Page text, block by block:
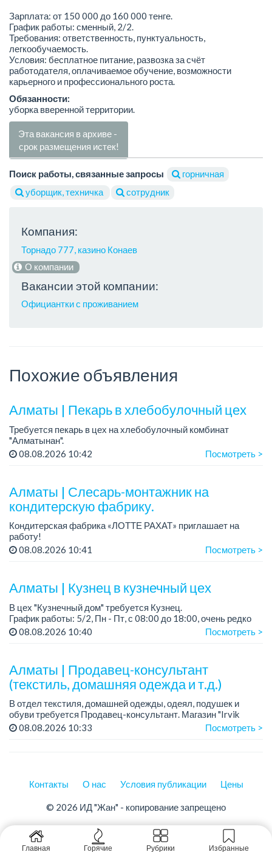
Зарплата: от 150 000 до 160 000 тенге.
График работы: сменный, 2/2.
Требования: ответственность, пунктуальность,
легкообучаемость.
Условия: бесплатное питание, развозка за счёт
работодателя, оплачиваемое обучение, возможности
карьерного и профессионального роста.
Обязанности:
уборка вверенной территории.
Эта вакансия в архиве -
срок размещения истек!
Поиск работы, связанные запросы
горничная
уборщик, техничка
сотрудник
Компания:
Торнадо 777, казино Конаев
О компании
Вакансии этой компании:
Официантки с проживанием
Похожие объявления
Алматы | Пекарь в хлебобулочный цех
Требуется пекарь в цех на хлебобулочный комбинат
"Алматынан".
Требования: начальное или среднее специальное
Зарплата: до 220 000 тенге в меся...
08.08.2026 10:42 Посмотреть >
Алматы | Слесарь-монтажник на
кондитерскую фабрику.
Кондитерская фабрика «ЛОТТЕ РАХАТ» приглашает на
работу!
Зарплата обсуждается на собеседовании.
08.08.2026 10:41 Посмотреть >
Алматы | Кузнец в кузнечный цех
В цех "Кузнечный дом" требуется Кузнец.
График работы: 5/2, Пн - Пт, с 08:00 до 18:00, очень редко
суббота.
- о...
08.08.2026 10:40 Посмотреть >
Алматы | Продавец-консультант
(текстиль, домашняя одежда и т.д.)
В отдел текстиля, домашней одежды, одеял, подушек и
обуви требуется Продавец-консультант. Магазин "Irvik
Home".
08.08.2026 10:33 Посмотреть >
Контакты О нас Условия публикации Цены
© 2026 ИД "Жан" - копирование запрещено
Главная Горячие Рубрики Избранные